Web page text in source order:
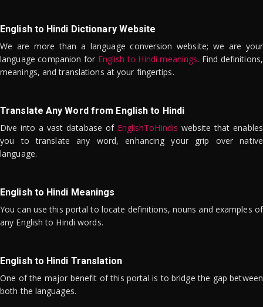
English to Hindi Dictionary Website
We are more than a language conversion website; we are your
language companion for English to Hindi meanings. Find definitions,
meanings, and translations at your fingertips.
Translate Any Word from English to Hindi
Dive into a vast database of EnglishToHindis website that enables
you to translate any word, enhancing your grip over native
language.
English to Hindi Meanings
You can use this portal to locate definitions, nouns and examples of
any English to Hindi words.
English to Hindi Translation
One of the major benefit of this portal is to bridge the gap between
both the languages.